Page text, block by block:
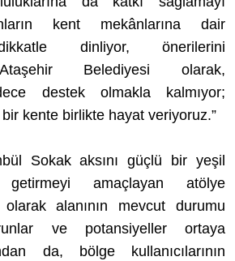
kent mekânlarına dair
dinliyor, önerilerini
Belediyesi olarak,
destek olmakla kalmıyor;
bir kente birlikte hayat veriyoruz.”
Sokak aksını güçlü bir yeşil
amaçlayan atölye
olarak alanının mevcut durumu
ve potansiyeller ortaya
da, bölge kullanıcılarının